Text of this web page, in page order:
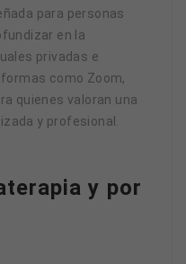
para personas
en la
privadas e
como Zoom,
quienes valoran una
y profesional.
y por